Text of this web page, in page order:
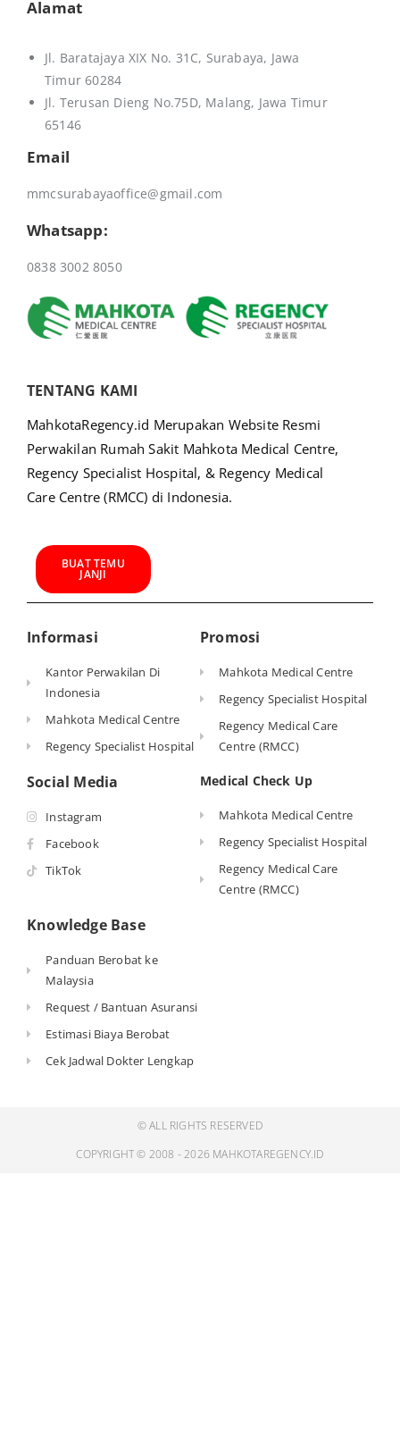
Alamat
Jl. Baratajaya XIX No. 31C, Surabaya, Jawa
Timur 60284
Jl. Terusan Dieng No.75D, Malang, Jawa Timur
65146
Email
mmcsurabayaoffice@gmail.com
Whatsapp:
0838 3002 8050
TENTANG KAMI
MahkotaRegency.id Merupakan Website Resmi
Perwakilan Rumah Sakit Mahkota Medical Centre,
Regency Specialist Hospital, & Regency Medical
Care Centre (RMCC) di Indonesia.
BUAT TEMU
JANJI
Informasi
Kantor Perwakilan Di
Indonesia
Mahkota Medical Centre
Regency Specialist Hospital
Social Media
Instagram
Facebook
TikTok
Promosi
Mahkota Medical Centre
Regency Specialist Hospital
Regency Medical Care
Centre (RMCC)
Medical Check Up
Mahkota Medical Centre
Regency Specialist Hospital
Regency Medical Care
Centre (RMCC)
Knowledge Base
Panduan Berobat ke
Malaysia
Request / Bantuan Asuransi
Estimasi Biaya Berobat
Cek Jadwal Dokter Lengkap
© ALL RIGHTS RESERVED
COPYRIGHT © 2008 - 2026 MAHKOTAREGENCY.ID